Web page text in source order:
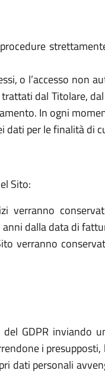
o l’accesso non
dal Titolare,
In ogni
per le finalità di
Sito:
dalla data di
verranno
GDPR inviando
i
dati personali